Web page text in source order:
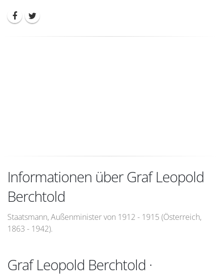
Informationen über Graf Leopold
Berchtold
Staatsmann, Außenminister von 1912 - 1915 (Österreich,
1863 - 1942).
Graf Leopold Berchtold ·